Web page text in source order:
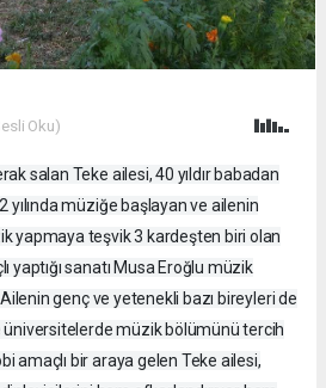
Oku)
salan Teke ailesi, 40 yıldır babadan
yılında müziğe başlayan ve ailenin
yapmaya teşvik 3 kardeşten biri olan
yaptığı sanatı Musa Eroğlu müzik
genç ve yetenekli bazı bireyleri de
müzik bölümünü tercih
amaçlı bir araya gelen Teke ailesi,